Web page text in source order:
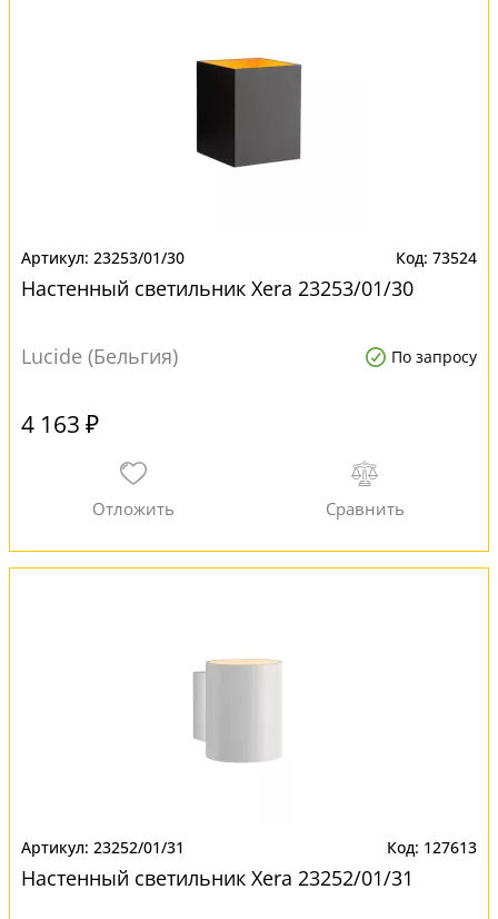
23253/01/30 73524
Настенный светильник Xera 23253/01/30
Lucide (Бельгия) По запросу
4 163 ₽
23252/01/31 127613
Настенный светильник Xera 23252/01/31